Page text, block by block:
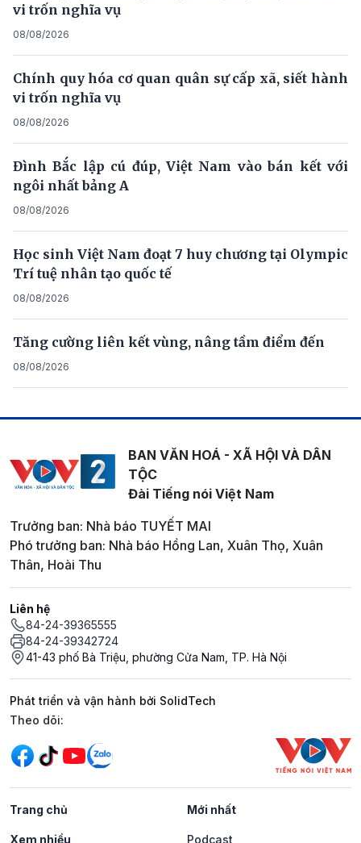
vi trốn nghĩa vụ
08/08/2026
Chính quy hóa cơ quan quân sự cấp xã, siết hành
vi trốn nghĩa vụ
08/08/2026
Đình Bắc lập cú đúp, Việt Nam vào bán kết với
ngôi nhất bảng A
08/08/2026
Học sinh Việt Nam đoạt 7 huy chương tại Olympic
Trí tuệ nhân tạo quốc tế
08/08/2026
Tăng cường liên kết vùng, nâng tầm điểm đến
08/08/2026
BAN VĂN HOÁ - XÃ HỘI VÀ DÂN
TỘC
Đài Tiếng nói Việt Nam
Trưởng ban: Nhà báo TUYẾT MAI
Phó trưởng ban: Nhà báo Hồng Lan, Xuân Thọ, Xuân
Thân, Hoài Thu
Liên hệ
84-24-39365555
84-24-39342724
41-43 phố Bà Triệu, phường Cửa Nam, TP. Hà Nội
Phát triển và vận hành bởi SolidTech
Mạng xã hội
Theo dõi:
Trang chủ Mới nhất
Xem nhiều Podcast